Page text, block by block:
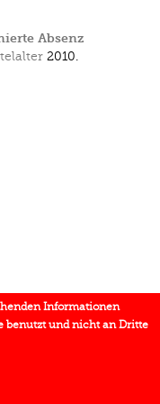
Absenz
2010.
Informationen
benutzt und nicht an Dritte